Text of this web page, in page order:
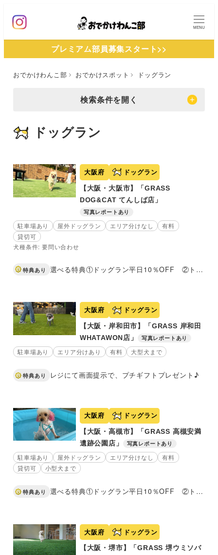
ン
MENU
プレミアム部員募集スタート>>
おでかけわんこ部 おでかけスポット ドッグラン
検索条件を開く
ドッグラン
大阪府 ドッグラン
【大阪・大阪市】「GRASS
DOG&CAT てんしば店」
写真レポートあり
駐車場あり 屋外ドッグラン エリア分けなし
有料
貸切可
犬種条件: 要問い合わせ
特典あり 選べる特典①ドッグラン平日10％OFF ②トリミングコースご利用のお客様限定！選べるオプションメニューサービス
大阪府 ドッグラン
【大阪・岸和田市】「GRASS 岸和田
WHATAWON店」
写真レポートあり
駐車場あり エリア分けあり 有料 大型犬まで
特典あり レジにて画面提示で、プチギフトプレゼント♪
大阪府 ドッグラン
【大阪・高槻市】「GRASS 高槻安満
遺跡公園店」
写真レポートあり
駐車場あり 屋外ドッグラン エリア分けなし
有料
貸切可
小型犬まで
特典あり 選べる特典①ドッグラン平日10％OFF ②トリミングコースご利用のお客様限定！選べるオプションメニューサービス
大阪府 ドッグラン
【大阪・堺市】「GRASS 堺ウミソバ